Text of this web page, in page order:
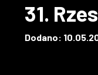
31.
Dodano: